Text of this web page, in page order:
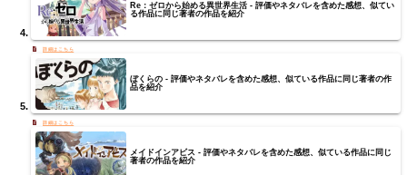
Re：ゼロから始める異世界生活 - 評価やネタバレを含めた感想、似てい
る作品に同じ著者の作品を紹介
ぼくらの - 評価やネタバレを含めた感想、似ている作品に同じ著者の作
品を紹介
メイドインアビス - 評価やネタバレを含めた感想、似ている作品に同じ
著者の作品を紹介